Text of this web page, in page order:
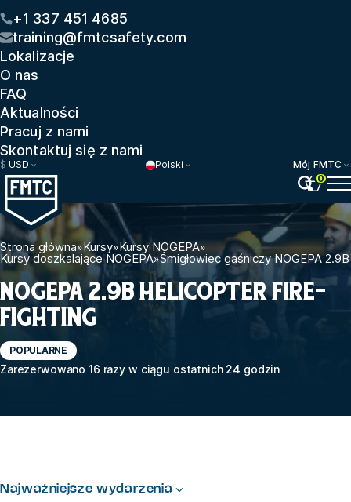
+1 337 451 4685
training@fmtcsafety.com
Lokalizacje
O nas
FAQ
Aktualności
Pracuj z nami
Skontaktuj się z nami
$ USD Polski
Mój FMTC
0
Strona główna»Kursy»Kursy NOGEPA»
Kursy doszkalające NOGEPA»Śmigłowiec gaśniczy NOGEPA 2.9B
NOGEPA 2.9B HELICOPTER FIRE-
FIGHTING
POPULARNE
Zarezerwowano 16 razy w ciągu ostatnich 24 godzin
Najważniejsze wydarzenia